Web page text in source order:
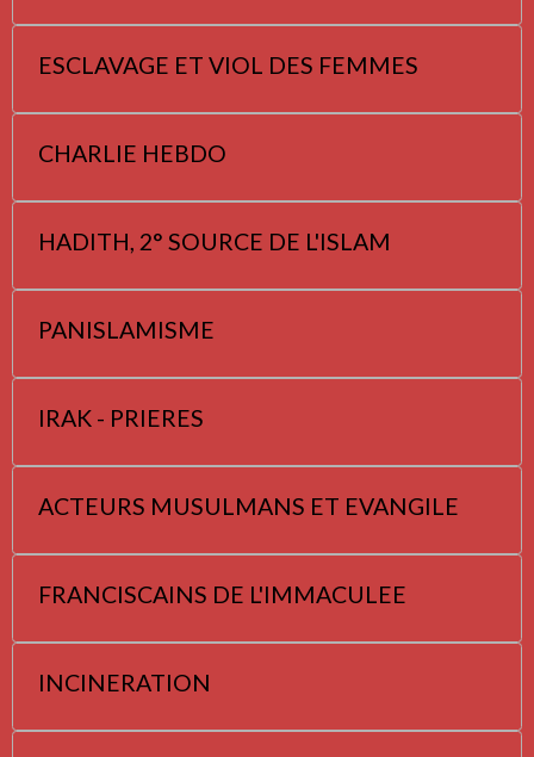
ESCLAVAGE ET VIOL DES FEMMES
CHARLIE HEBDO
HADITH, 2° SOURCE DE L'ISLAM
PANISLAMISME
IRAK - PRIERES
ACTEURS MUSULMANS ET EVANGILE
FRANCISCAINS DE L'IMMACULEE
INCINERATION